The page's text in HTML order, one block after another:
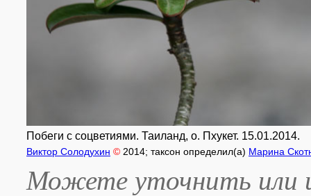
Побеги с соцветиями. Таиланд, о. Пхукет. 15.01.2014.
Виктор Солодухин © 2014; таксон определил(а) Марина
Можете уточнить или